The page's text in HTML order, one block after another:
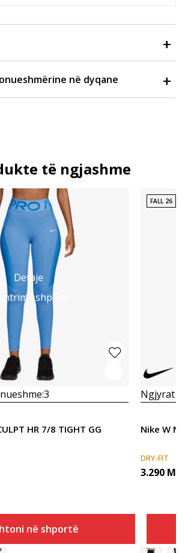
në dyqane
të ngjashme
Detaje
i shpejtë
3
HR 7/8 TIGHT GG
në shportë
FALL 26
Ngjyrat e
Nike W
DRY-FIT
3.290